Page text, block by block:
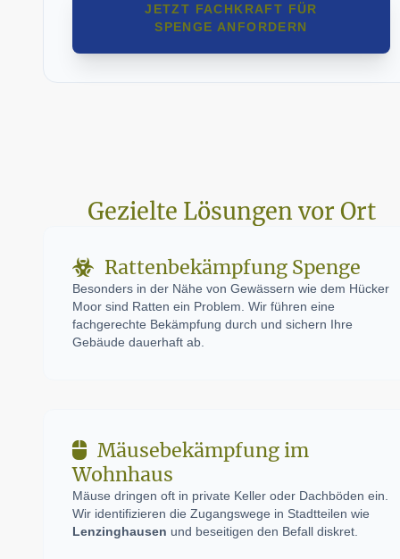
JETZT FACHKRAFT FÜR
SPENGE ANFORDERN
Gezielte Lösungen vor Ort
Rattenbekämpfung Spenge
Besonders in der Nähe von Gewässern wie dem Hücker
Moor sind Ratten ein Problem. Wir führen eine
fachgerechte Bekämpfung durch und sichern Ihre
Gebäude dauerhaft ab.
Mäusebekämpfung im
Wohnhaus
Mäuse dringen oft in private Keller oder Dachböden ein.
Wir identifizieren die Zugangswege in Stadtteilen wie
Lenzinghausen und beseitigen den Befall diskret.